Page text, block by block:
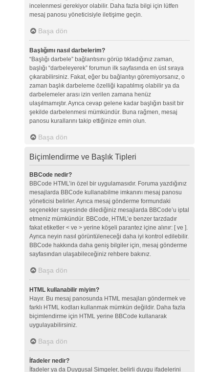
incelenmesi gerekiyor olabilir. Daha fazla bilgi için lütfen
mesaj panosu yöneticisiyle iletişime geçin.
Başa dön
Başlığımı nasıl darbelerim?
“Başlığı darbele” bağlantısını görüp tıkladığınız zaman,
başlığı “darbeleyerek” forumun ilk sayfasında en üst sıraya
çıkarabilirsiniz. Fakat, eğer bu bağlantıyı göremiyorsanız, o
zaman başlık darbeleme özelliği kapatılmış olabilir ya da
darbelemeler arası izin verilen zamana henüz
ulaşılmamıştır. Ayrıca cevap gelene kadar başlığın basit bir
şekilde darbelenmesi mümkündür. Buna rağmen, mesaj
panosu kurallarını takip ettiğinize emin olun.
Başa dön
Biçimlendirme ve Başlık Tipleri
BBCode nedir?
BBCode HTML’in özel bir uygulamasıdır. Foruma yazdığınız
mesajlarda BBCode kullanabilme imkanını mesaj panosu
yöneticisi belirler. Ayrıca mesaj gönderme formundaki
seçenekler sayesinde dilediğiniz mesajlarda BBCode’u iptal
etmeniz mümkündür. BBCode, HTML’e benzer tarzdadır
fakat etiketler < ve > yerine köşeli parantez içine alınır: [ ve ].
Ayrıca neyin nasıl görüntüleneceği daha iyi kontrol edilebilir.
BBCode hakkında daha geniş bilgiler için, mesaj gönderme
sayfasından ulaşabileceğiniz rehbere bakınız.
Başa dön
HTML kullanabilir miyim?
Hayır. Bu mesaj panosunda HTML mesajları göndermek ve
farklı HTML kodları kullanmak mümkün değildir. Daha fazla
biçimlendirme için HTML yerine BBCode kullanarak
uygulayabilirsiniz.
Başa dön
İfadeler nedir?
İfadeler ya da Duygusal Simgeler, belirli duygu ifadelerini